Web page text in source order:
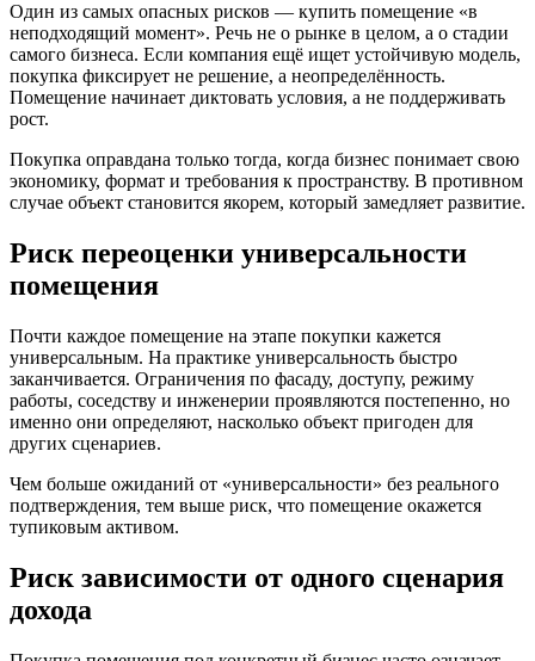
Один из самых опасных рисков — купить помещение «в
неподходящий момент». Речь не о рынке в целом, а о стадии
самого бизнеса. Если компания ещё ищет устойчивую модель,
покупка фиксирует не решение, а неопределённость.
Помещение начинает диктовать условия, а не поддерживать
рост.
Покупка оправдана только тогда, когда бизнес понимает свою
экономику, формат и требования к пространству. В противном
случае объект становится якорем, который замедляет развитие.
Риск переоценки универсальности
помещения
Почти каждое помещение на этапе покупки кажется
универсальным. На практике универсальность быстро
заканчивается. Ограничения по фасаду, доступу, режиму
работы, соседству и инженерии проявляются постепенно, но
именно они определяют, насколько объект пригоден для
других сценариев.
Чем больше ожиданий от «универсальности» без реального
подтверждения, тем выше риск, что помещение окажется
тупиковым активом.
Риск зависимости от одного сценария
дохода